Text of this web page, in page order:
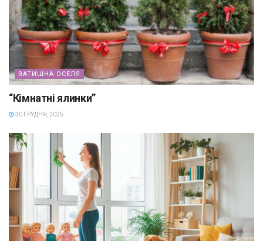
ЗАТИШНА ОСЕЛЯ
“Кімнатні ялинки”
30 ГРУДНЯ, 2025